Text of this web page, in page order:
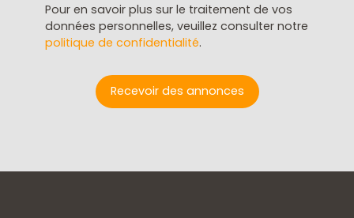
Pour en savoir plus sur le traitement de vos
données personnelles, veuillez consulter notre
politique de confidentialité.
Recevoir des annonces